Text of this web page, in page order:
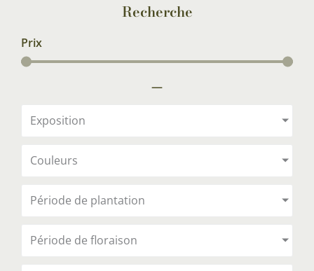
Recherche
Prix
—
Exposition
Couleurs
Période de plantation
Période de floraison